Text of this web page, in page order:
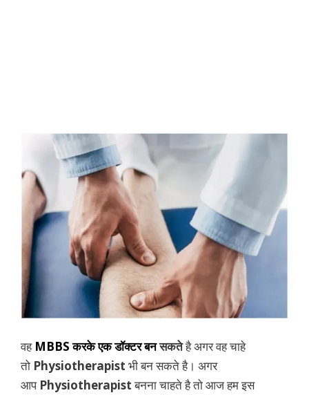
वह MBBS करके एक डॉक्टर बनसकतेहै अगर वह चाहे
तो Physiotherapist भी बन सकते है। अगर
आप Physiotherapistबनना चाहते है तो आज हम इस